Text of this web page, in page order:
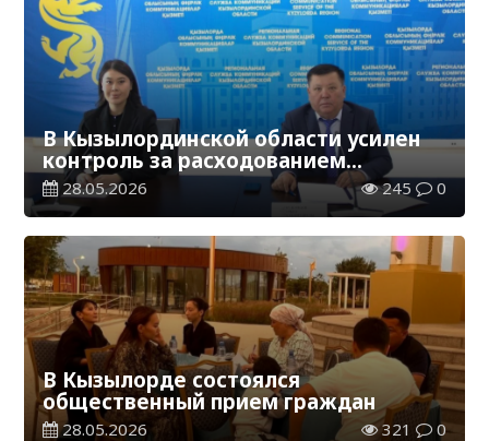
В Кызылординской области усилен
контроль за расходованием
бюджетных средств
28.05.2026 245 0
В Кызылорде состоялся
общественный прием граждан
28.05.2026 321 0